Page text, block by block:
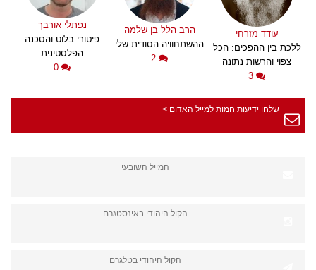
עודד מזרחי
ללכת בין ההפכים: הכל
צפוי והרשות נתונה
3
הרב הלל בן שלמה
ההשתחוויה הסודית שלי
2
נפתלי אורבך
פיטורי בלוט והסכנה
הפלסטינית
0
שלחו ידיעות חמות למייל האדום >
המייל השובעי
הקול היהודי באינסטגרם
הקול היהודי בטלגרם